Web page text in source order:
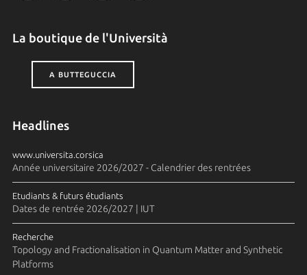
La boutique de l'Università
A BUTTEGUCCIA
Headlines
www.universita.corsica
Année universitaire 2026/2027 - Calendrier des rentrées
Etudiants & futurs étudiants
Dates de rentrée 2026/2027 | IUT
Recherche
Topology and Fractionalisation in Quantum Matter and Synthetic
Platforms